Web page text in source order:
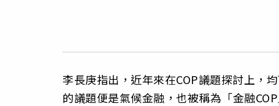
李長庚指出，近年來在COP議題探討上，
的議題便是氣候金融，也被稱為「金融